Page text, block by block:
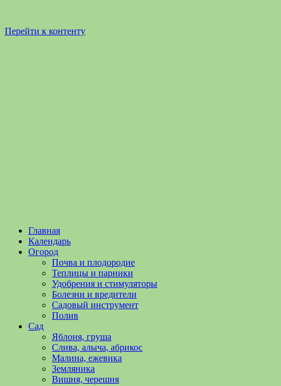
Перейти к контенту
Садоводство
Огородничество
Садоводство
огородничество
полезные
уходу
овощами,
растениями
Главная
Календарь
Огород
Почва и плодородие
Теплицы и парники
Удобрения и стимуляторы
Болезни и вредители
Садовый инструмент
Полив
Сад
Яблоня, груша
Слива, алыча, абрикос
Малина, ежевика
Земляника
Вишня, черешня